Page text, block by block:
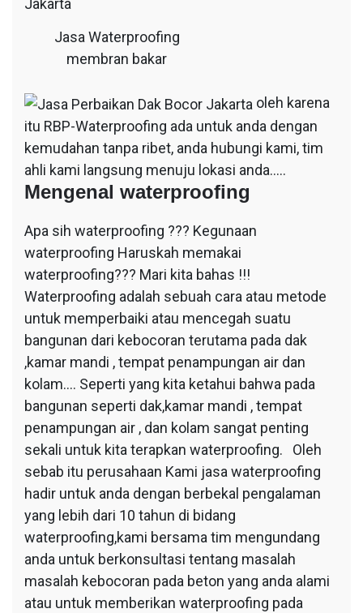
Jasa Waterproofing
membran bakar
oleh karena
itu RBP-Waterproofing ada untuk anda dengan
kemudahan tanpa ribet, anda hubungi kami, tim
ahli kami langsung menuju lokasi anda…..
Mengenal waterproofing
Apa sih waterproofing ??? Kegunaan
waterproofing Haruskah memakai
waterproofing??? Mari kita bahas !!!
Waterproofing adalah sebuah cara atau metode
untuk memperbaiki atau mencegah suatu
bangunan dari kebocoran terutama pada dak
,kamar mandi , tempat penampungan air dan
kolam…. Seperti yang kita ketahui bahwa pada
bangunan seperti dak,kamar mandi , tempat
penampungan air , dan kolam sangat penting
sekali untuk kita terapkan waterproofing. Oleh
sebab itu perusahaan Kami jasa waterproofing
hadir untuk anda dengan berbekal pengalaman
yang lebih dari 10 tahun di bidang
waterproofing,kami bersama tim mengundang
anda untuk berkonsultasi tentang masalah
masalah kebocoran pada beton yang anda alami
atau untuk memberikan waterproofing pada